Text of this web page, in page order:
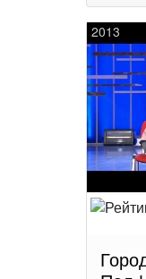
2013